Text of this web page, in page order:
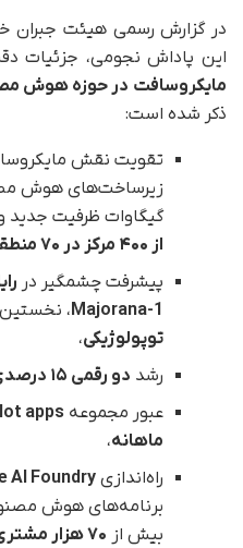
در گزارش رسمی هیئت جبران
این پاداش نجومی، جزئیات
مایکروسافت در حوزه هوش
ذکر شده است:
تقویت نقش
زیرساخت‌های هوش
گیگاوات ظرفیت
از ۴۰۰ مرکز در ۷۰ منطقه
پیشرفت چشمگیر در
Majorana-1، نخستین
توپولوژیکی،
رشد دو رقمی ۱۵ درصدی درآمد سالانه
عبور مجموعه apps
ماهانه،
راه‌اندازیAI Foundry
برنامه‌های هوش
بیش از ۷۰هزار